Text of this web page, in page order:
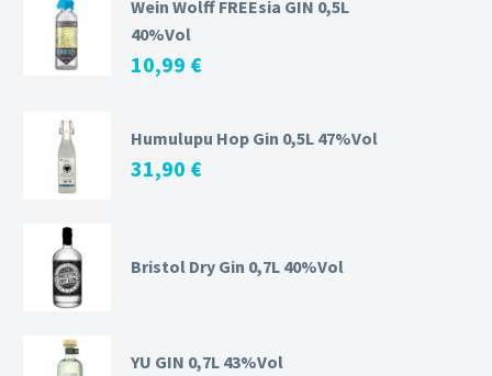
Wein Wolff FREEsia GIN 0,5L
40%Vol
10,99 €
Humulupu Hop Gin 0,5L 47%Vol
31,90 €
Bristol Dry Gin 0,7L 40%Vol
YU GIN 0,7L 43%Vol